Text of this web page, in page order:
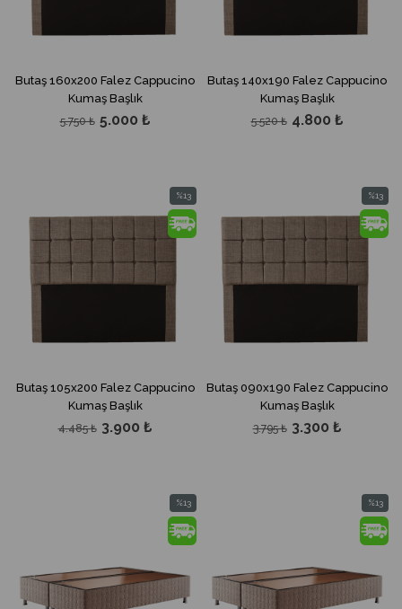
Butaş 160x200 Falez Cappucino
Kumaş Başlık
5.000 ₺
5.750 ₺
Butaş 140x190 Falez Cappucino
Kumaş Başlık
4.800 ₺
5.520 ₺
Butaş 105x200 Falez Cappucino
Kumaş Başlık
3.900 ₺
4.485 ₺
%13
İndirim
%13İndirim
Butaş 090x190 Falez Cappucino
Kumaş Başlık
3.300 ₺
3.795 ₺
%13
İndirim
%13
İndirim
%13İndirim
%13
İndirim